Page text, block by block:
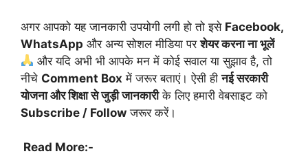
अगर आपको यह जानकारी उपयोगी लगी हो तो इसे Facebook,
WhatsApp और अन्य सोशल मीडिया परशेयर करना ना भूलें
और यदि अभी भी आपके मन में कोई सवाल या सुझाव है, तो
नीचे Comment Box में जरूर बताएं। ऐसी हीनई सरकारी
योजना और शिक्षा से जुड़ी जानकारीके लिए हमारी वेबसाइट को
Subscribe / Follow जरूर करें।
Read More:-